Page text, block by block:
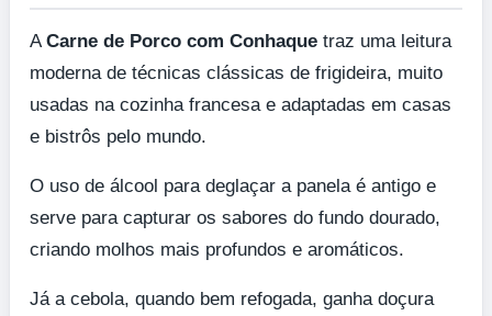
ACarne de Porco com Conhaque traz uma leitura
moderna de técnicas clássicas de frigideira, muito
usadas na cozinha francesa e adaptadas em casas
e bistrôs pelo mundo.
O uso de álcool para deglaçar a panela é antigo e
serve para capturar os sabores do fundo dourado,
criando molhos mais profundos e aromáticos.
Já a cebola, quando bem refogada, ganha doçura